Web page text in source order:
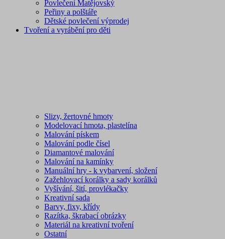
Povlečení Matějovský
Peřiny a polštáře
Dětské povlečení výprodej
Tvoření a vyrábění pro děti
Slizy, žertovné hmoty
Modelovací hmota, plastelína
Malování pískem
Malování podle čísel
Diamantové malování
Malování na kamínky
Manuální hry - k vybarvení, složení
Zažehlovací korálky a sady korálků
Vyšívání, šití, provlékačky
Kreativní sada
Barvy, fixy, křídy
Razítka, škrabací obrázky
Materiál na kreativní tvoření
Ostatní